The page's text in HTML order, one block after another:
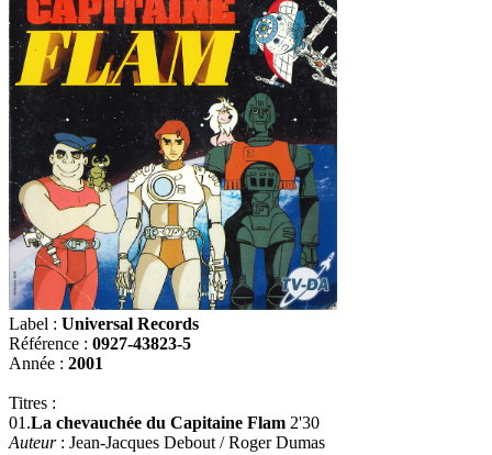
Label : Universal Records
Référence : 0927-43823-5
Année : 2001
Titres :
01.La chevauchée du Capitaine Flam 2'30
Auteur: Jean-Jacques Debout / Roger Dumas